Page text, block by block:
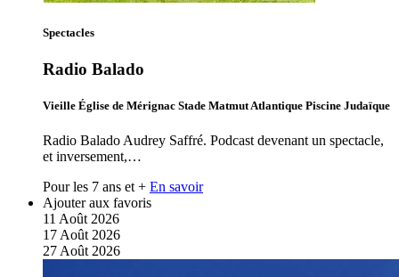
Spectacles
Radio Balado
Vieille Église de Mérignac Stade Matmut Atlantique Piscine Judaïque
Radio Balado Audrey Saffré. Podcast devenant un spectacle,
et inversement,…
Pour les 7 ans et + En savoir
Ajouter aux favoris
11 Août 2026
17 Août 2026
27 Août 2026